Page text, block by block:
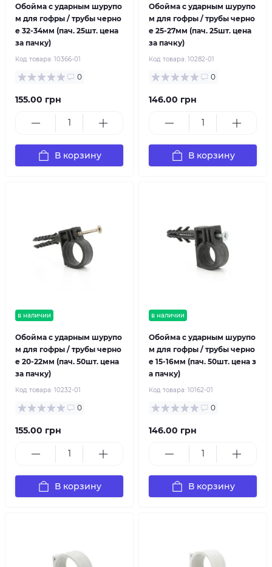
Обойма с ударным шурупо
м для гофры / трубы черно
е 32-34мм (пач. 25шт. цена
за пачку)
Код товара: 10366-01
0
155.00 грн
В корзину
Обойма с ударным шурупо
м для гофры / трубы черно
е 25-27мм (пач. 25шт. цена
за пачку)
Код товара: 10282-01
0
146.00 грн
В корзину
в наличии
Обойма с ударным шурупо
м для гофры / трубы черно
е 20-22мм (пач. 50шт. цена
за пачку)
Код товара: 10232-01
0
155.00 грн
В корзину
в наличии
Обойма с ударным шурупо
м для гофры / трубы черно
е 15-16мм (пач. 50шт. цена з
а пачку)
Код товара: 10162-01
0
146.00 грн
В корзину